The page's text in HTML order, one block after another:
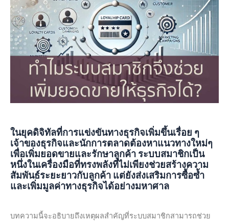
ในยุคดิจิทัลที่การแข่งขันทางธุรกิจเพิ่มขึ้นเรื่อย ๆ
เจ้าของธุรกิจและนักการตลาดต้องหาแนวทางใหม่ๆ
เพื่อเพิ่มยอดขายและรักษาลูกค้า ระบบสมาชิกเป็น
หนึ่งในเครื่องมือที่ทรงพลังที่ไม่เพียงช่วยสร้างความ
สัมพันธ์ระยะยาวกับลูกค้า แต่ยังส่งเสริมการซื้อซ้ำ
และเพิ่มมูลค่าทางธุรกิจได้อย่างมหาศาล
บทความนี้จะอธิบายถึงเหตุผลสำคัญที่ระบบสมาชิกสามารถช่วย